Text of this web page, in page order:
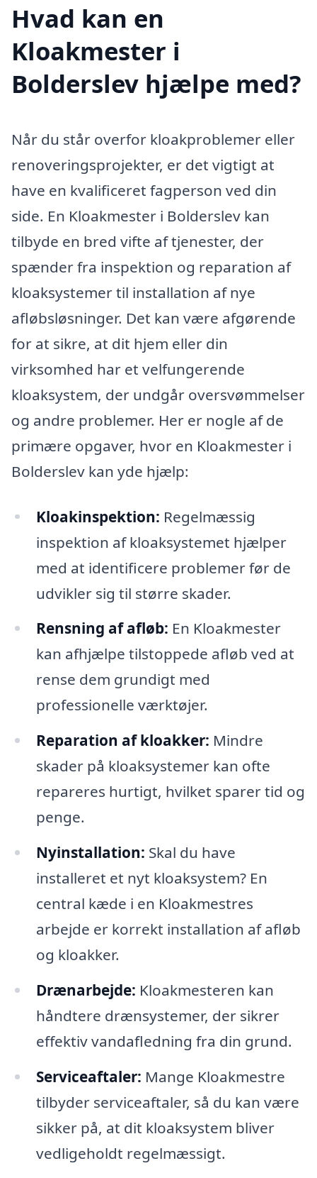
Hvad kan en
Kloakmester i
Bolderslev hjælpe med?
Når du står overfor kloakproblemer eller
renoveringsprojekter, er det vigtigt at
have en kvalificeret fagperson ved din
side. En Kloakmester i Bolderslev kan
tilbyde en bred vifte af tjenester, der
spænder fra inspektion og reparation af
kloaksystemer til installation af nye
afløbsløsninger. Det kan være afgørende
for at sikre, at dit hjem eller din
virksomhed har et velfungerende
kloaksystem, der undgår oversvømmelser
og andre problemer. Her er nogle af de
primære opgaver, hvor en Kloakmester i
Bolderslev kan yde hjælp:
Kloakinspektion: Regelmæssig
inspektion af kloaksystemet hjælper
med at identificere problemer før de
udvikler sig til større skader.
Rensning af afløb: En Kloakmester
kan afhjælpe tilstoppede afløb ved at
rense dem grundigt med
professionelle værktøjer.
Reparation af kloakker: Mindre
skader på kloaksystemer kan ofte
repareres hurtigt, hvilket sparer tid og
penge.
Nyinstallation: Skal du have
installeret et nyt kloaksystem? En
central kæde i en Kloakmestres
arbejde er korrekt installation af afløb
og kloakker.
Drænarbejde: Kloakmesteren kan
håndtere drænsystemer, der sikrer
effektiv vandafledning fra din grund.
Serviceaftaler: Mange Kloakmestre
tilbyder serviceaftaler, så du kan være
sikker på, at dit kloaksystem bliver
vedligeholdt regelmæssigt.